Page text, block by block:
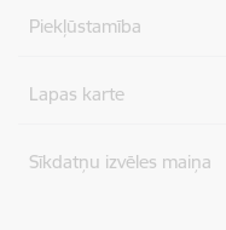
Piekļūstamība
Lapas karte
Sīkdatņu izvēles maiņa